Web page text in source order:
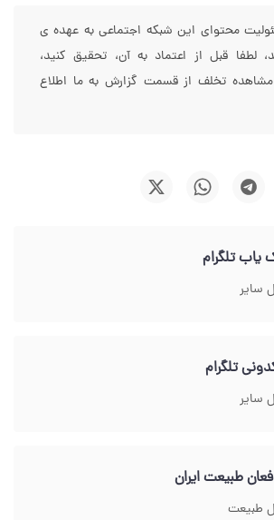
محتوای این شبکه اجتماعی به عهده ی
قبل از اعتماد به آن، تحقیق کنید،
تخلف از قسمت گزارش به ما اطلاع
یاب تلگرام
سایر
تلگرام
سایر
طبیعت ایران
طبیعت